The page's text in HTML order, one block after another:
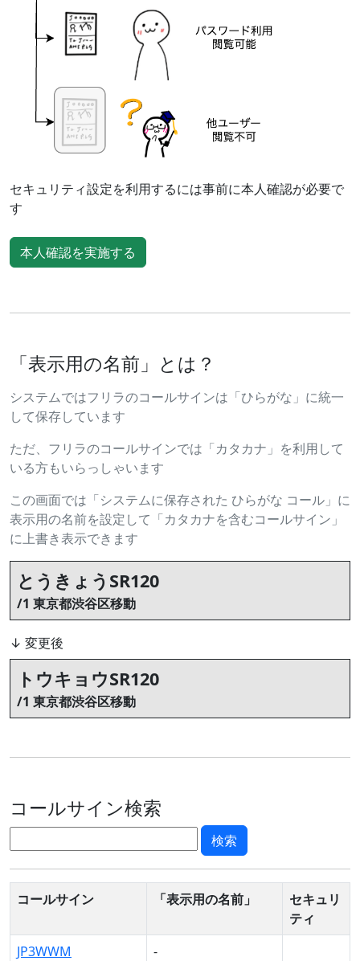
セキュリティ設定を利用するには事前に本人確認が必要で
す
本人確認を実施する
「表示用の名前」とは？
システムではフリラのコールサインは「ひらがな」に統一
して保存しています
ただ、フリラのコールサインでは「カタカナ」を利用して
いる方もいらっしゃいます
この画面では「システムに保存された ひらがな コール」に
表示用の名前を設定して「カタカナを含むコールサイン」
に上書き表示できます
とうきょうSR120
/1 東京都渋谷区移動
↓ 変更後
トウキョウSR120
/1 東京都渋谷区移動
コールサイン検索
コールサイン 「表示用の名前」
セキュリ
ティ
JP3WWM
-